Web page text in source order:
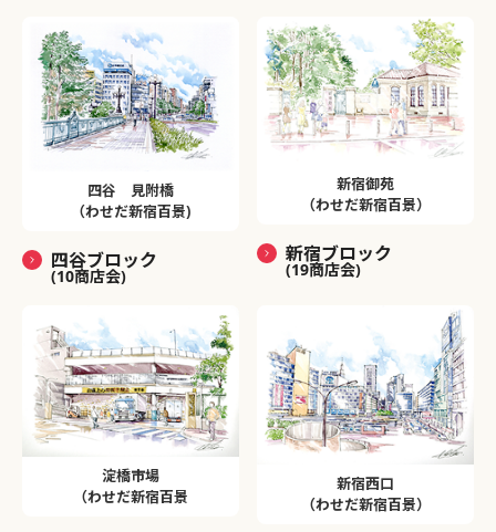
四谷 見附橋
（わせだ新宿百景)
四谷ブロック
(10商店会)
新宿御苑
（わせだ新宿百景）
新宿ブロック
(19商店会)
淀橋市場
（わせだ新宿百景
新宿西口
（わせだ新宿百景）